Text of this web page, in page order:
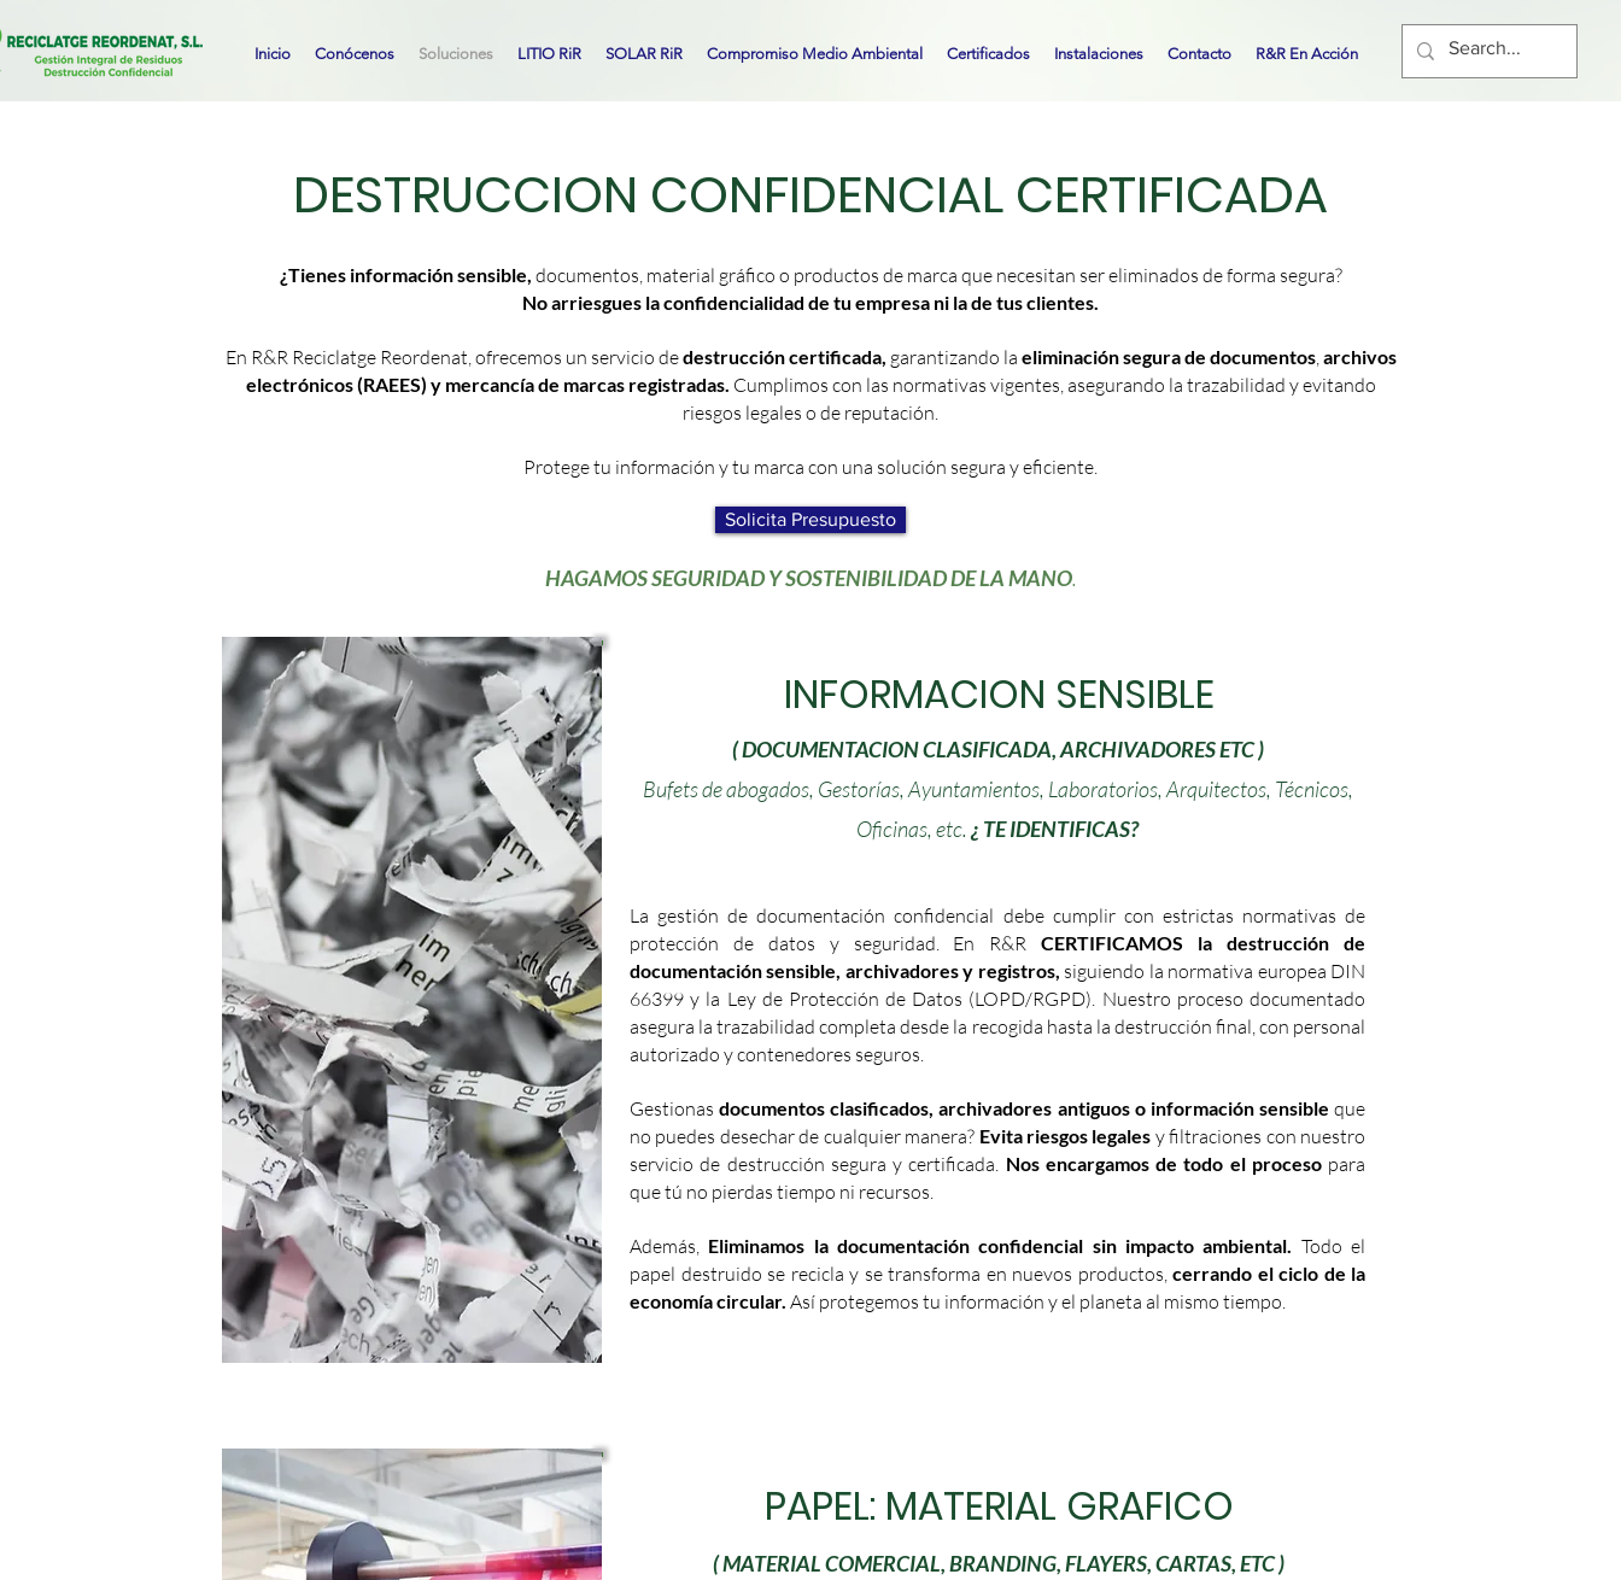
Inicio Conócenos Soluciones LITIO RiR SOLAR RiR Compromiso Medio Ambiental Certificados Instalaciones Contacto R&R En Acción
DESTRUCCION CONFIDENCIAL CERTIFICADA
¿Tienes información sensible, documentos, material gráfico o productos de marca que necesitan ser eliminados de forma segura?
No arriesgues la confidencialidad de tu empresa ni la de tus clientes.
En R&R Reciclatge Reordenat, ofrecemos un servicio dedestrucción certificada, garantizando la eliminación segura de documentos,archivos
electrónicos (RAEES) y mercancía de marcas registradas. Cumplimos con las normativas vigentes, asegurando la trazabilidad y evitando
riesgos legales o de reputación.
Protege tu información y tu marca con una solución segura y eficiente.
HAGAMOS SEGURIDAD Y SOSTENIBILIDAD DE LA MANO.
Solicita Presupuesto
INFORMACION SENSIBLE
( DOCUMENTACION CLASIFICADA, ARCHIVADORES ETC )
Bufets de abogados, Gestorías, Ayuntamientos, Laboratorios, Arquitectos, Técnicos,
Oficinas, etc. ¿ TE IDENTIFICAS?
La gestión de documentación confidencial debe cumplir con estrictas normativas de
protección de datos y seguridad. En R&RCERTIFICAMOS la destrucción de
documentación sensible, archivadores y registros, siguiendo la normativa europea DIN
66399 y la Ley de Protección de Datos (LOPD/RGPD). Nuestro proceso documentado
asegura la trazabilidad completa desde la recogida hasta la destrucción final, con personal
autorizado y contenedores seguros.
Gestionasdocumentos clasificados, archivadores antiguos o información sensible que
no puedes desechar de cualquier manera? Evita riesgos legales y filtraciones con nuestro
servicio de destrucción segura y certificada. Nos encargamos de todo el procesopara
que tú no pierdas tiempo ni recursos.
Además, Eliminamos la documentación confidencial sin impacto ambiental. Todo el
papel destruido se recicla y se transforma en nuevos productos, cerrando el ciclo de la
economía circular. Así protegemos tu información y el planeta al mismo tiempo.
PAPEL: MATERIAL GRAFICO
( MATERIAL COMERCIAL, BRANDING, FLAYERS, CARTAS, ETC )